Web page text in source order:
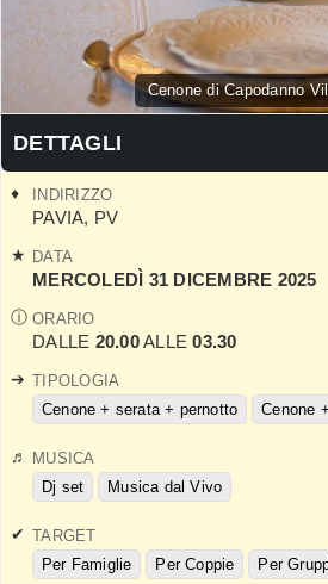
Cenone di Capodanno
DETTAGLI
INDIRIZZO
PAVIA, PV
DATA
MERCOLEDÌ 31 DICEMBRE 2025
ORARIO
DALLE 20.00ALLE03.30
TIPOLOGIA
Cenone + serata + pernotto
Cenone
MUSICA
Dj set
Musica dal Vivo
TARGET
Per Famiglie
Per Coppie Per